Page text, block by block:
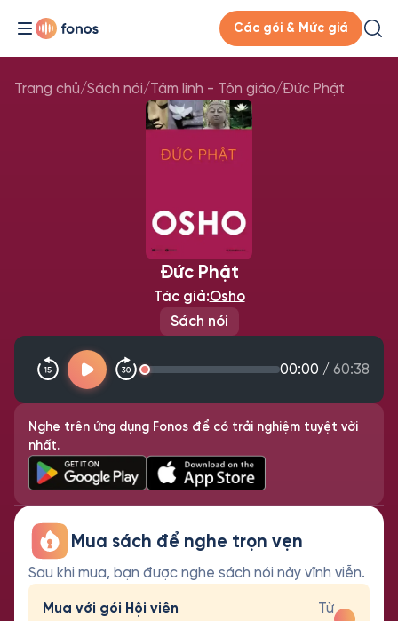
Các gói & Mức giá
Trang chủ/Sách nói/Tâm linh - Tôn giáo/Đức Phật
Sách nói
Đức Phật
Tác giả:Osho
00:00 / 60:38
Nghe trên ứng dụng Fonos để có trải nghiệm tuyệt vời
nhất.
Mua sách để nghe trọn vẹn
Sau khi mua, bạn được nghe sách nói này vĩnh viễn.
Mua với gói Hội viên
Từ